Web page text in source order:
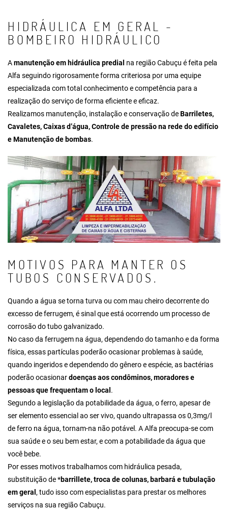
HIDRÁULICA EM GERAL -
BOMBEIRO HIDRÁULICO
Amanutenção em hidráulica predial na região Cabuçu é feita pela
Alfa seguindo rigorosamente forma criteriosa por uma equipe
especializada com total conhecimento e competência para a
realização do serviço de forma eficiente e eficaz.
Realizamos manutenção, instalação e conservação deBarriletes,
Cavaletes, Caixas d’água, Controle de pressão na rede do edifício
e Manutenção de bombas.
MOTIVOS PARA MANTER OS
TUBOS CONSERVADOS.
Quando a água se torna turva ou com mau cheiro decorrente do
excesso de ferrugem, é sinal que está ocorrendo um processo de
corrosão do tubo galvanizado.
No caso da ferrugem na água, dependendo do tamanho e da forma
física, essas partículas poderão ocasionar problemas à saúde,
quando ingeridos e dependendo do gênero e espécie, as bactérias
poderão ocasionardoenças aos condôminos, moradores e
pessoas que frequentam o local .
Segundo a legislação da potabilidade da água, o ferro, apesar de
ser elemento essencial ao ser vivo, quando ultrapassa os 0,3mg/l
de ferro na água, tornam-na não potável. A Alfa preocupa-se com
sua saúde e o seu bem estar, e com a potabilidade da água que
você bebe.
Por esses motivos trabalhamos com hidráulica pesada,
substituição de *barrillete, troca de colunas, barbará e tubulação
em geral , tudo isso com especialistas para prestar os melhores
serviços na sua região Cabuçu.